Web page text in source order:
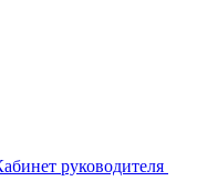
руководителя